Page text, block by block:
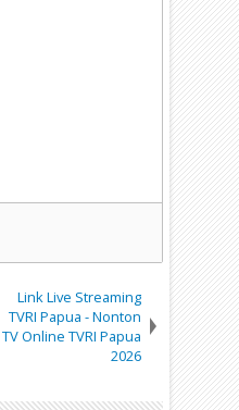
Link Live Streaming
TVRI Papua - Nonton
TV Online TVRI Papua
2026